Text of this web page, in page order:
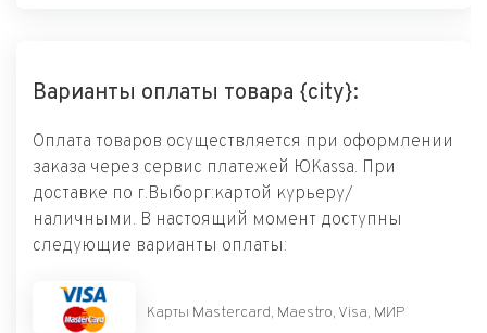
Варианты оплаты товара {city}:
Оплата товаров осуществляется при оформлении
заказа через сервис платежей ЮKassa. При
доставке по г.Выборг:картой курьеру/
наличными. В настоящий момент доступны
следующие варианты оплаты:
Карты Mastercard, Maestro, Visa, МИР